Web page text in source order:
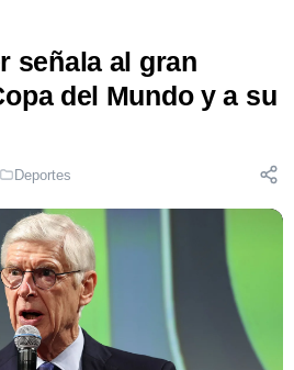
señala al gran
del Mundo y a su
Deportes